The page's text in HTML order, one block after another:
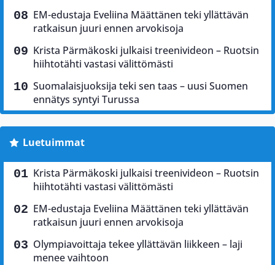
EM-edustaja Eveliina Määttänen teki yllättävän
ratkaisun juuri ennen arvokisoja
Krista Pärmäkoski julkaisi treenivideon – Ruotsin
hiihtotähti vastasi välittömästi
Suomalaisjuoksija teki sen taas – uusi Suomen
ennätys syntyi Turussa
Luetuimmat
Krista Pärmäkoski julkaisi treenivideon – Ruotsin
hiihtotähti vastasi välittömästi
EM-edustaja Eveliina Määttänen teki yllättävän
ratkaisun juuri ennen arvokisoja
Olympiavoittaja tekee yllättävän liikkeen – laji
menee vaihtoon